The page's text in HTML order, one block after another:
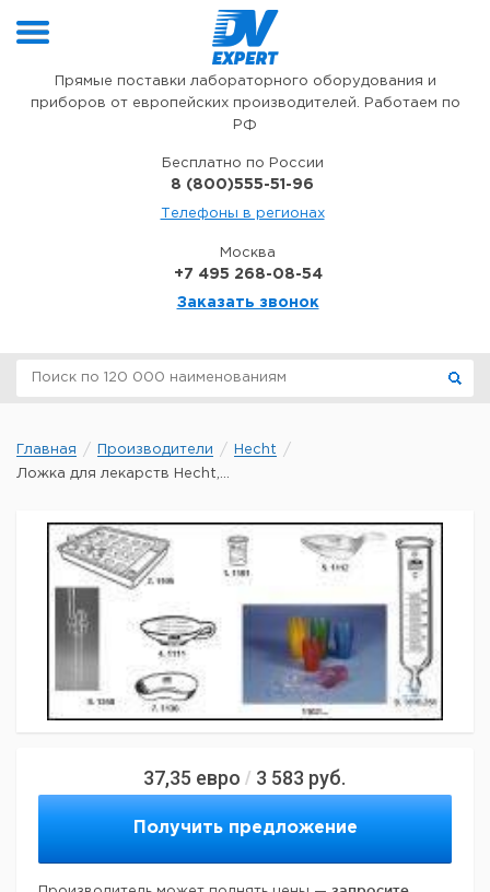
Прямые поставки лабораторного оборудования и
приборов от европейских производителей. Работаем по
РФ
Бесплатно по России
8 (800)555-51-96
Телефоны в регионах
Москва
+7 495 268-08-54
Заказать звонок
Главная Производители
Hecht
Ложка для лекарств Hecht,...
37,35 евро / 3 583 руб.
Получить предложение